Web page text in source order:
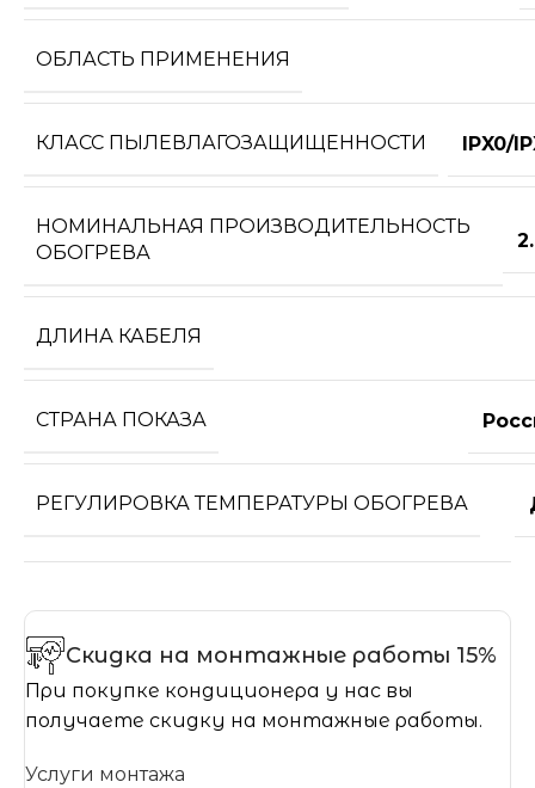
ОБЛАСТЬ ПРИМЕНЕНИЯ
КЛАСС ПЫЛЕВЛАГОЗАЩИЩЕННОСТИ IPX0/
НОМИНАЛЬНАЯ ПРОИЗВОДИТЕЛЬНОСТЬ
ОБОГРЕВА
ДЛИНА КАБЕЛЯ
СТРАНА ПОКАЗА
РЕГУЛИРОВКА ТЕМПЕРАТУРЫ ОБОГРЕВА
Скидка на монтажные работы 15%
При покупке кондиционера у нас вы
получаете скидку на монтажные работы.
Услуги монтажа